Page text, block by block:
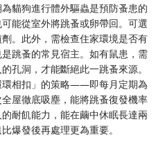
貓狗進行體外驅蟲是預防蚤患的
能從室外將跳蚤或卵帶回。可選
。此外，需檢查住家環境是否有
跳蚤的常見宿主。如有鼠患，需
孔洞，才能斷絕此一跳蚤來源。
環相扣」的策略——即每月定期為
屋徹底吸塵，能將跳蚤復發機率
耐飢能力，能在繭中休眠長達兩
爆發後再處理更為重要。